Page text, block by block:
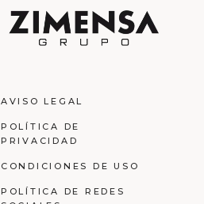
AVISO LEGAL
POLÍTICA DE
PRIVACIDAD
CONDICIONES DE USO
POLÍTICA DE REDES